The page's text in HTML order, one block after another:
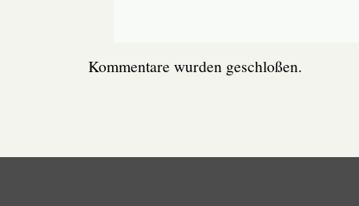
Kommentare wurden geschloßen.